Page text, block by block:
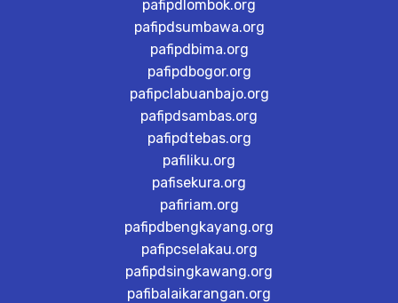
pafipdlombok.org
pafipdsumbawa.org
pafipdbima.org
pafipdbogor.org
pafipclabuanbajo.org
pafipdsambas.org
pafipdtebas.org
pafiliku.org
pafisekura.org
pafiriam.org
pafipdbengkayang.org
pafipcselakau.org
pafipdsingkawang.org
pafibalaikarangan.org